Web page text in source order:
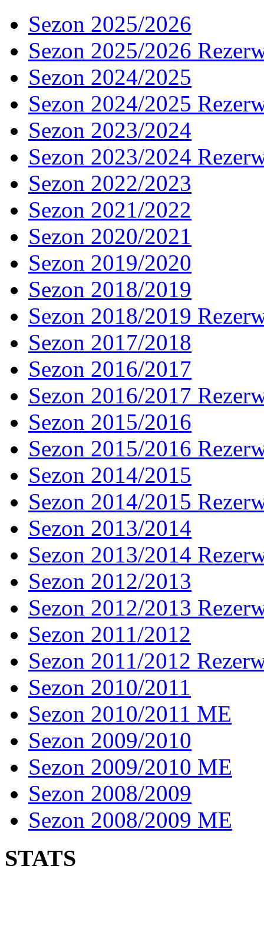
Sezon 2025/2026
Sezon 2025/2026
Sezon 2024/2025
Sezon 2024/2025
Sezon 2023/2024
Sezon 2023/2024
Sezon 2022/2023
Sezon 2021/2022
Sezon 2020/2021
Sezon 2019/2020
Sezon 2018/2019
Sezon 2018/2019
Sezon 2017/2018
Sezon 2016/2017
Sezon 2016/2017
Sezon 2015/2016
Sezon 2015/2016
Sezon 2014/2015
Sezon 2014/2015
Sezon 2013/2014
Sezon 2013/2014
Sezon 2012/2013
Sezon 2012/2013
Sezon 2011/2012
Sezon 2011/2012
Sezon 2010/2011
Sezon 2010/2011 ME
Sezon 2009/2010
Sezon 2009/2010 ME
Sezon 2008/2009
Sezon 2008/2009 ME
STATS